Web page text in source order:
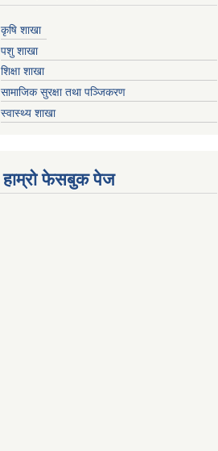
कृषि शाखा
पशु शाखा
शिक्षा शाखा
सामाजिक सुरक्षा तथा पञ्जिकरण
स्वास्थ्य शाखा
हाम्रो फेसबुक पेज